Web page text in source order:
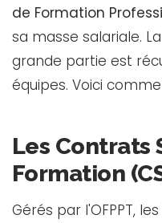
de Formation
sa masse salariale.
grande partie est
équipes. Voici
Les Contrats
Formation
Gérés par l'OFPPT, les